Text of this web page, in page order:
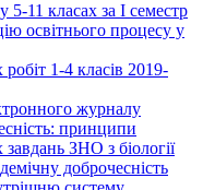
5-11 класах за І семестр
освітнього процесу у
1-4 класів 2019-
журналу
принципи
ЗНО з біології
доброчесність